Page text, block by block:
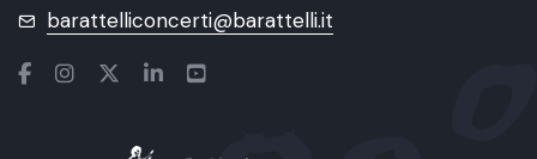
barattelliconcerti@barattelli.it